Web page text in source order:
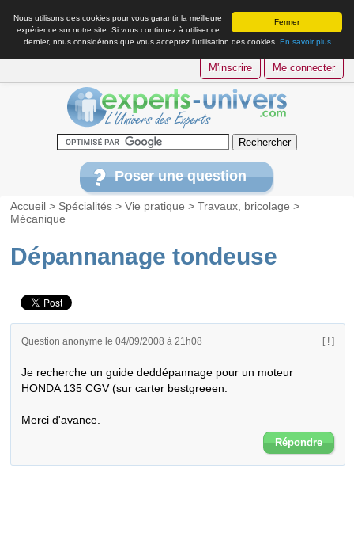
Fermer
Nous utilisons des cookies pour vous garantir la meilleure
expérience sur notre site. Si vous continuez à utiliser ce
dernier, nous considérons que vous acceptez l’utilisation des cookies. En savoir plus
M'inscrire Me connecter
Poser une question
Accueil > Spécialités >Vie pratique >Travaux, bricolage >
Mécanique
Dépannanage tondeuse
Question anonyme le 04/09/2008 à 21h08 [ ! ]
Je recherche un guide deddépannage pour un moteur
HONDA 135 CGV (sur carter bestgreeen.
Merci d'avance.
Répondre